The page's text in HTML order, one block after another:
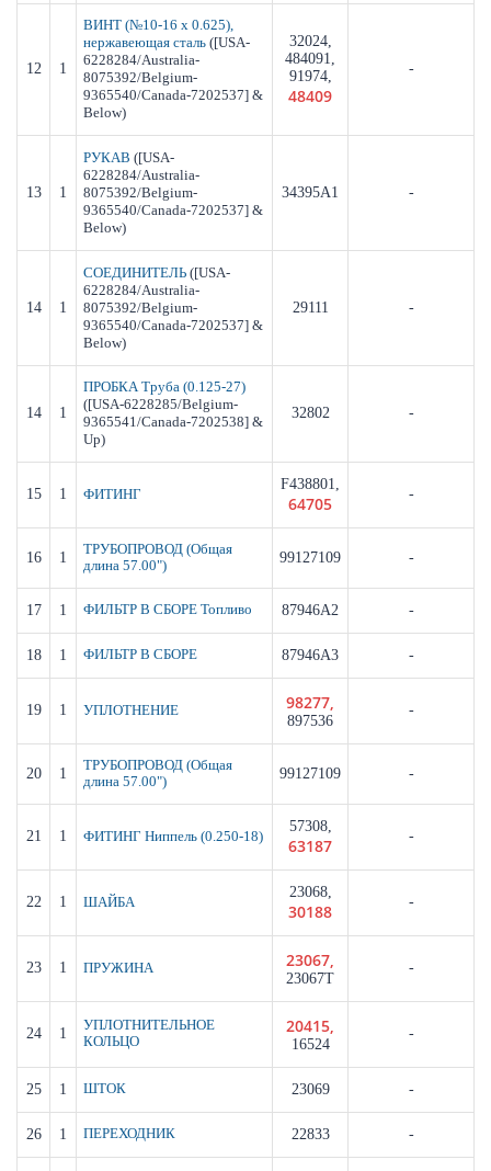
12 1
ВИНТ (№10-16 x 0.625),
нержавеющая сталь ([USA-
6228284/Australia-
8075392/Belgium-
9365540/Canada-7202537] &
Below)
32024,
484091,
91974,
48409
-
13 1
РУКАВ ([USA-
6228284/Australia-
8075392/Belgium-
9365540/Canada-7202537] &
Below)
34395A1 -
14 1
СОЕДИНИТЕЛЬ ([USA-
6228284/Australia-
8075392/Belgium-
9365540/Canada-7202537] &
Below)
29111 -
14 1
ПРОБКА Труба (0.125-27)
([USA-6228285/Belgium-
9365541/Canada-7202538] &
Up)
32802 -
15 1 ФИТИНГ
F438801,
64705 -
16 1
ТРУБОПРОВОД (Общая
длина 57.00")
99127109 -
17 1 ФИЛЬТР В СБОРЕ Топливо 87946A2 -
18 1 ФИЛЬТР В СБОРЕ 87946A3 -
19 1 УПЛОТНЕНИЕ 98277,
897536
-
20 1
ТРУБОПРОВОД (Общая
длина 57.00")
99127109 -
21 1 ФИТИНГ Ниппель (0.250-18)
57308,
63187 -
22 1 ШАЙБА
23068,
30188 -
23 1 ПРУЖИНА 23067,
23067T
-
24 1
УПЛОТНИТЕЛЬНОЕ
КОЛЬЦО
20415,
16524
-
25 1 ШТОК 23069 -
26 1 ПЕРЕХОДНИК 22833 -